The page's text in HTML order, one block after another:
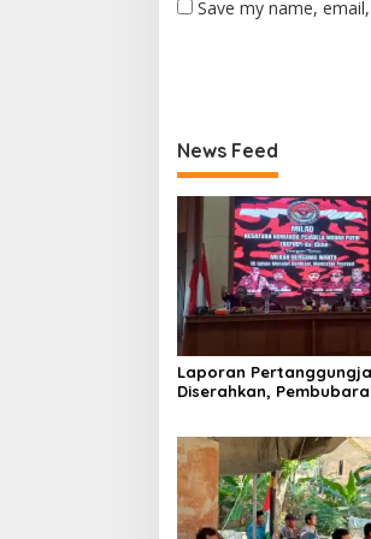
Save my name,
News Feed
Laporan
Diserahkan,